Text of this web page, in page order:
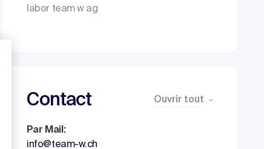
labor team w ag
Contact Ouvrir tout
Par Mail:
info@team-w.ch